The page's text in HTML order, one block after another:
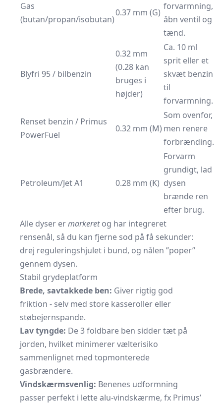
Gas
(butan/propan/isobutan)
0.37 mm (G)
forvarmning,
åbn ventil og
tænd.
Blyfri 95 / bilbenzin
0.32 mm
(0.28 kan
bruges i
højder)
Ca. 10 ml
sprit eller et
skvæt benzin
til
forvarmning.
Renset benzin / Primus
PowerFuel
0.32 mm (M)
Som ovenfor,
men renere
forbrænding.
Petroleum/Jet A1 0.28 mm (K)
Forvarm
grundigt, lad
dysen
brænde ren
efter brug.
Alle dyser ermarkeretog har integreret
rensenål, så du kan fjerne sod på få sekunder:
drej reguleringshjulet i bund, og nålen ”poper”
gennem dysen.
Stabil grydeplatform
Brede, savtakkede ben: Giver rigtig god
friktion - selv med store kasseroller eller
støbejernspande.
Lav tyngde: De 3 foldbare ben sidder tæt på
jorden, hvilket minimerer vælterisiko
sammenlignet med topmonterede
gasbrændere.
Vindskærmsvenlig: Benenes udformning
passer perfekt i lette alu-vindskærme, fx Primus’